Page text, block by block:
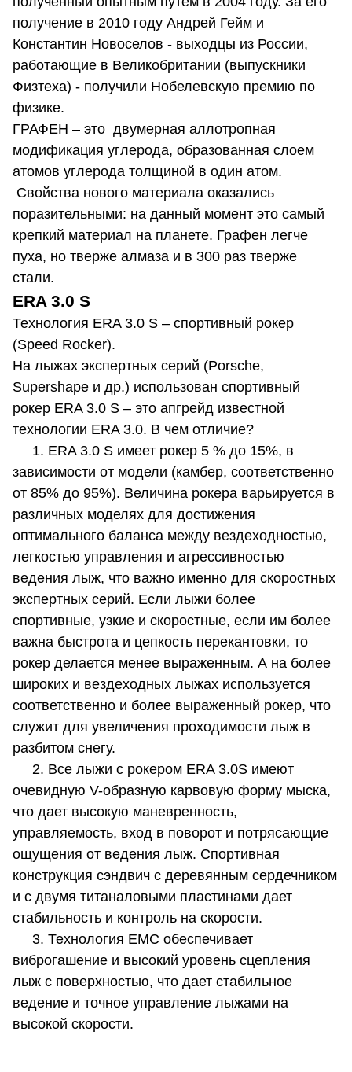
получение в 2010 году Андрей Гейм и
Константин Новоселов - выходцы из России,
работающие в Великобритании (выпускники
Физтеха) - получили Нобелевскую премию по
физике.
ГРАФЕН – это двумерная аллотропная
модификация углерода, образованная слоем
атомов углерода толщиной в один атом.
Свойства нового материала оказались
поразительными: на данный момент это самый
крепкий материал на планете. Графен легче
пуха, но тверже алмаза и в 300 раз тверже
стали.
ERA 3.0 S
Технология ERA 3.0 S – спортивный рокер
(Speed Rocker).
На лыжах экспертных серий (Porsche,
Supershape и др.) использован спортивный
рокер ERA 3.0 S – это апгрейд известной
технологии ERA 3.0. В чем отличие?
1. ERA 3.0 S имеет рокер 5 % до 15%, в
зависимости от модели (камбер, соответственно
от 85% до 95%). Величина рокера варьируется в
различных моделях для достижения
оптимального баланса между вездеходностью,
легкостью управления и агрессивностью
ведения лыж, что важно именно для скоростных
экспертных серий. Если лыжи более
спортивные, узкие и скоростные, если им более
важна быстрота и цепкость перекантовки, то
рокер делается менее выраженным. А на более
широких и вездеходных лыжах используется
соответственно и более выраженный рокер, что
служит для увеличения проходимости лыж в
разбитом снегу.
2. Все лыжи с рокером ERA 3.0S имеют
очевидную V-образную карвовую форму мыска,
что дает высокую маневренность,
управляемость, вход в поворот и потрясающие
ощущения от ведения лыж. Спортивная
конструкция сэндвич с деревянным сердечником
и с двумя титаналовыми пластинами дает
стабильность и контроль на скорости.
3. Технология EMC обеспечивает
виброгашение и высокий уровень сцепления
лыж с поверхностью, что дает стабильное
ведение и точное управление лыжами на
высокой скорости.